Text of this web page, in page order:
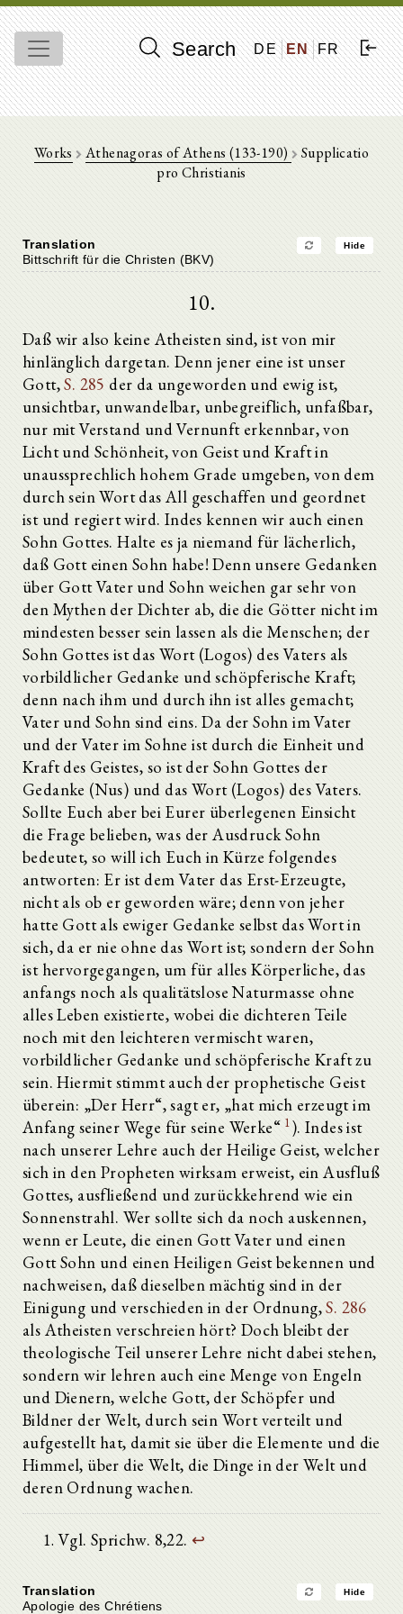
Search DE EN FR
Works Athenagoras of Athens (133-190)
Supplicatio
pro Christianis
Translation Hide
Bittschrift für die Christen (BKV)
10.
Daß wir also keine Atheisten sind, ist von mir
hinlänglich dargetan. Denn jener eine ist unser
Gott,S. 285 der da ungeworden und ewig ist,
unsichtbar, unwandelbar, unbegreiflich, unfaßbar,
nur mit Verstand und Vernunft erkennbar, von
Licht und Schönheit, von Geist und Kraft in
unaussprechlich hohem Grade umgeben, von dem
durch sein Wort das All geschaffen und geordnet
ist und regiert wird. Indes kennen wir auch einen
Sohn Gottes. Halte es ja niemand für lächerlich,
daß Gott einen Sohn habe! Denn unsere Gedanken
über Gott Vater und Sohn weichen gar sehr von
den Mythen der Dichter ab, die die Götter nicht im
mindesten besser sein lassen als die Menschen; der
Sohn Gottes ist das Wort (Logos) des Vaters als
vorbildlicher Gedanke und schöpferische Kraft;
denn nach ihm und durch ihn ist alles gemacht;
Vater und Sohn sind eins. Da der Sohn im Vater
und der Vater im Sohne ist durch die Einheit und
Kraft des Geistes, so ist der Sohn Gottes der
Gedanke (Nus) und das Wort (Logos) des Vaters.
Sollte Euch aber bei Eurer überlegenen Einsicht
die Frage belieben, was der Ausdruck Sohn
bedeutet, so will ich Euch in Kürze folgendes
antworten: Er ist dem Vater das Erst-Erzeugte,
nicht als ob er geworden wäre; denn von jeher
hatte Gott als ewiger Gedanke selbst das Wort in
sich, da er nie ohne das Wort ist; sondern der Sohn
ist hervorgegangen, um für alles Körperliche, das
anfangs noch als qualitätslose Naturmasse ohne
alles Leben existierte, wobei die dichteren Teile
noch mit den leichteren vermischt waren,
vorbildlicher Gedanke und schöpferische Kraft zu
sein. Hiermit stimmt auch der prophetische Geist
überein: „Der Herr“, sagt er, „hat mich erzeugt im
Anfang seiner Wege für seine Werke“ 1). Indes ist
nach unserer Lehre auch der Heilige Geist, welcher
sich in den Propheten wirksam erweist, ein Ausfluß
Gottes, ausfließend und zurückkehrend wie ein
Sonnenstrahl. Wer sollte sich da noch auskennen,
wenn er Leute, die einen Gott Vater und einen
Gott Sohn und einen Heiligen Geist bekennen und
nachweisen, daß dieselben mächtig sind in der
Einigung und verschieden in der Ordnung,S. 286
als Atheisten verschreien hört? Doch bleibt der
theologische Teil unserer Lehre nicht dabei stehen,
sondern wir lehren auch eine Menge von Engeln
und Dienern, welche Gott, der Schöpfer und
Bildner der Welt, durch sein Wort verteilt und
aufgestellt hat, damit sie über die Elemente und die
Himmel, über die Welt, die Dinge in der Welt und
deren Ordnung wachen.
Vgl. Sprichw. 8,22. ↩
Translation Hide
Apologie des Chrétiens